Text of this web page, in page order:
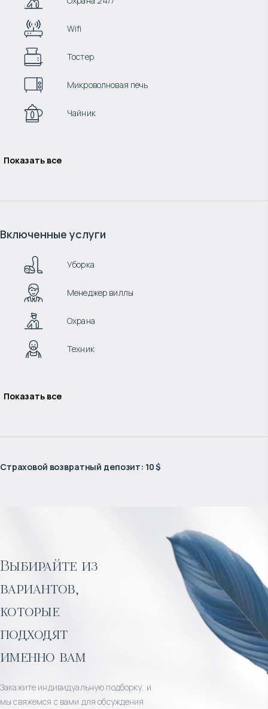
Wifi
Тостер
Микроволновая печь
Чайник
Показать все
Включенные услуги
Уборка
Менеджер виллы
Охрана
Техник
Показать все
Страховой возвратный депозит: 10 $
Выбирайте из
вариантов,
которые
подходят
именно вам
Закажите индивидуальную подборку, и
мы свяжемся с вами для обсуждения